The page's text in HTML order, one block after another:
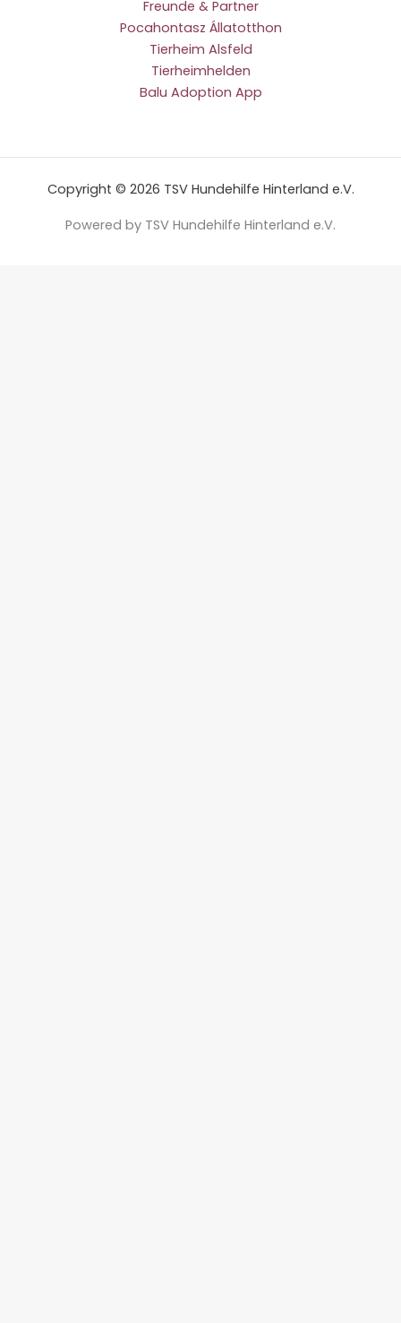
Freunde & Partner
Pocahontasz Állatotthon
Tierheim Alsfeld
Tierheimhelden
Balu Adoption App
Copyright © 2026 TSV Hundehilfe Hinterland e.V.
Powered by TSV Hundehilfe Hinterland e.V.